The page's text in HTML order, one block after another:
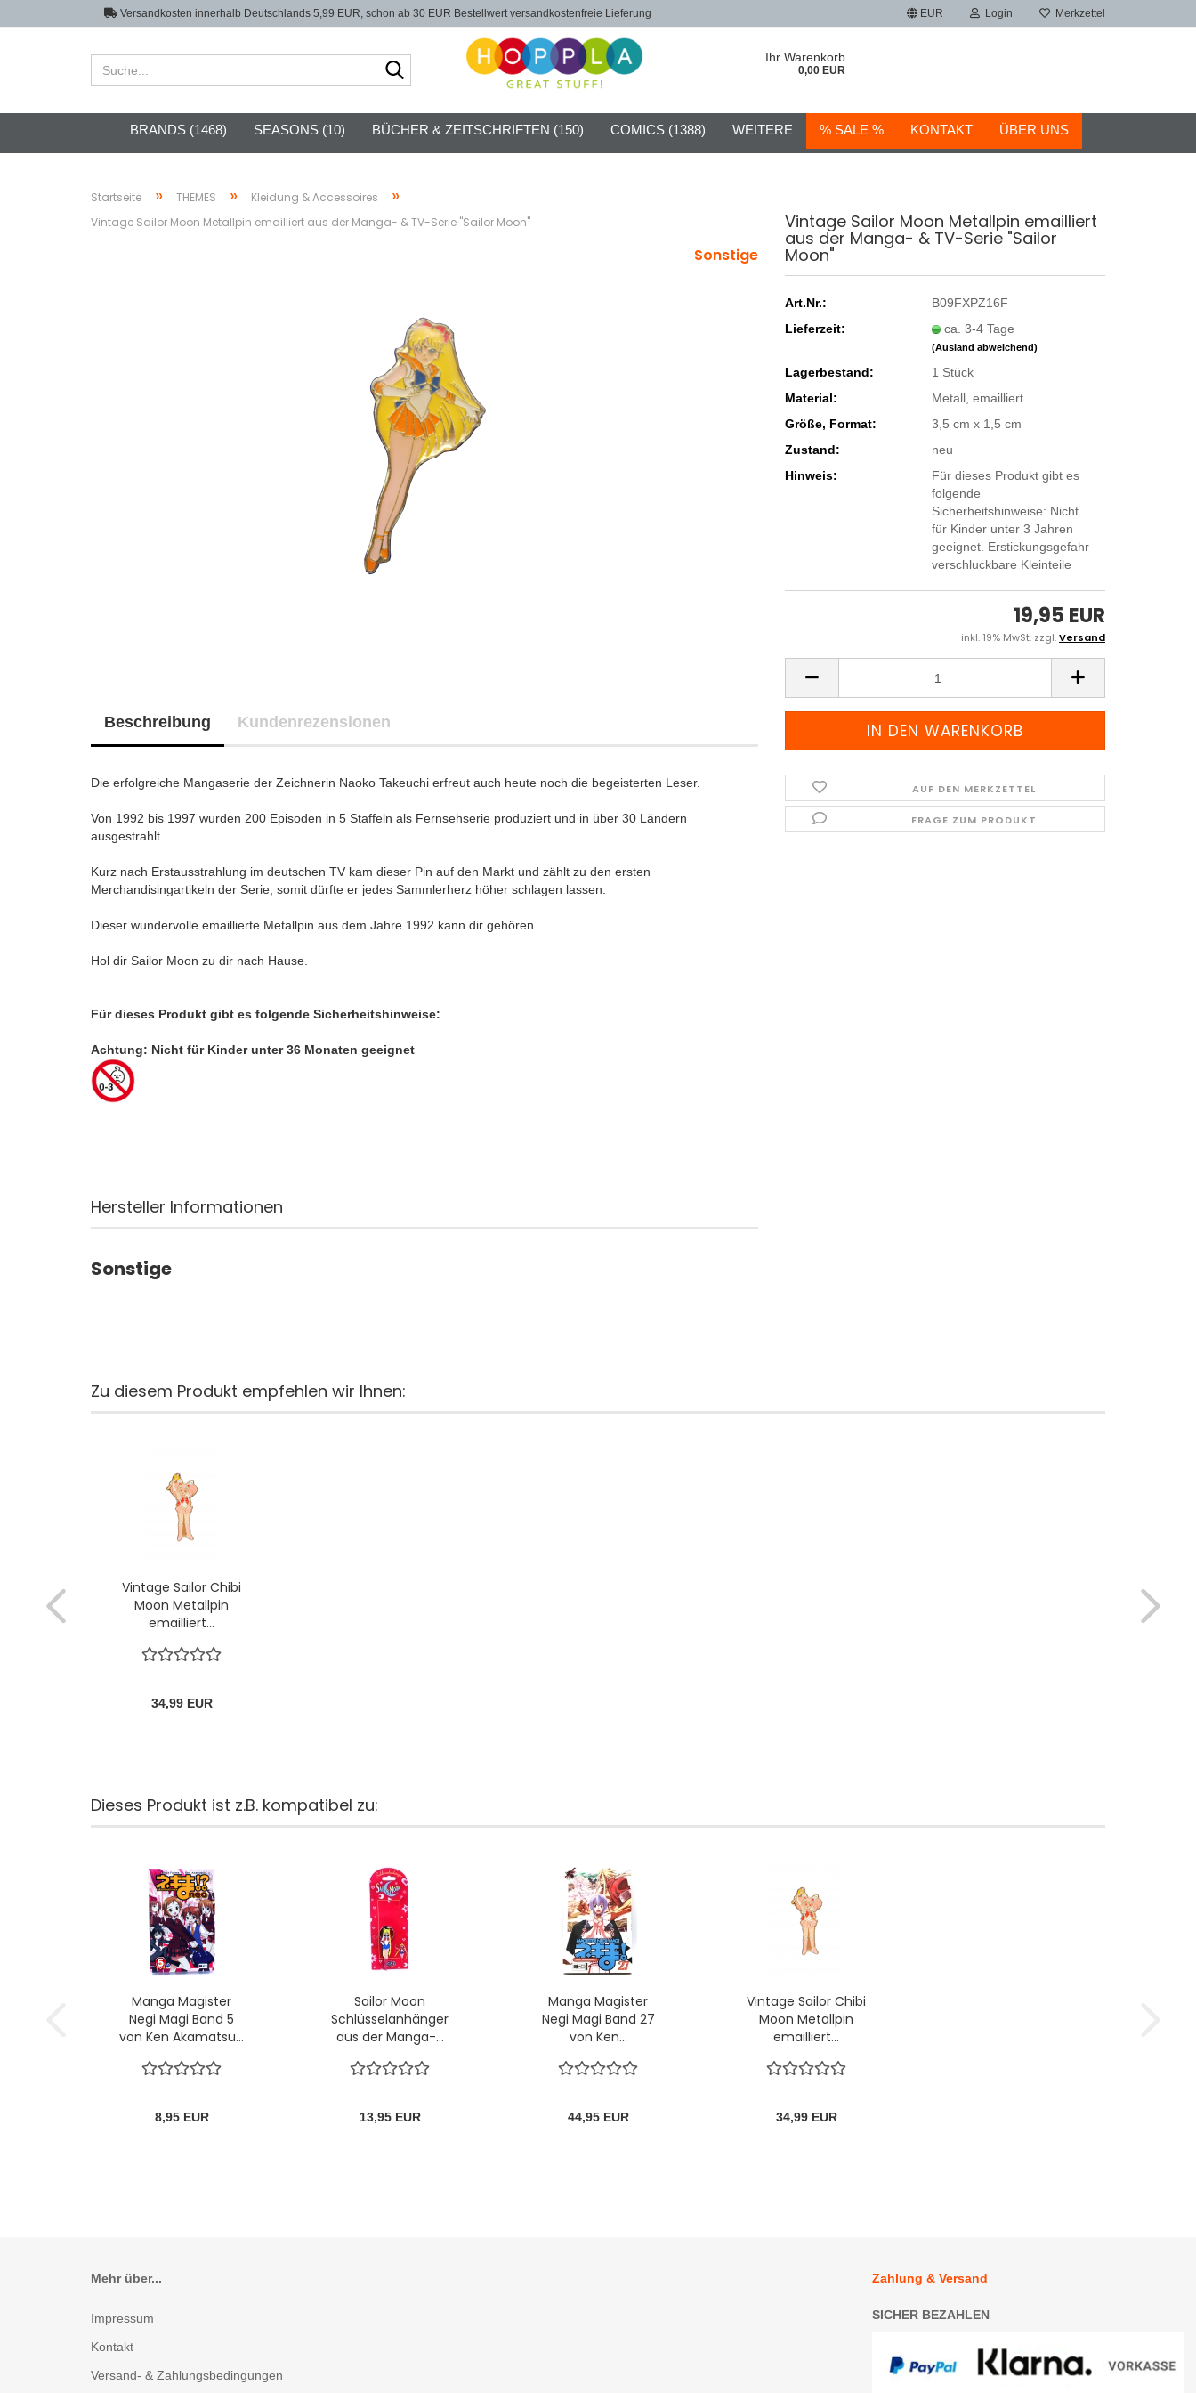
Versandkosten innerhalb Deutschlands 5,99 EUR, schon ab 30 EUR Bestellwert versandkostenfreie Lieferung EUR Login Merkzettel
Ihr Warenkorb
0,00 EUR
BRANDS (1468) SEASONS (10) BÜCHER & ZEITSCHRIFTEN (150) COMICS (1388) % SALE % KONTAKT ÜBER UNS
WEITERE
Startseite » THEMES » Kleidung & Accessoires »
Vintage Sailor Moon Metallpin emailliert aus der Manga- & TV-Serie "Sailor Moon"
Sonstige
Vintage Sailor Moon Metallpin emailliert
aus der Manga- & TV-Serie "Sailor
Moon"
Art.Nr.:
B09FXPZ16F
Lieferzeit:
ca. 3-4 Tage
(Ausland abweichend)
Lagerbestand: 1 Stück
Material:
Metall, emailliert
Größe, Format:
3,5 cm x 1,5 cm
Zustand:
neu
Hinweis:
Für dieses Produkt gibt es
folgende
Sicherheitshinweise: Nicht
für Kinder unter 3 Jahren
geeignet. Erstickungsgefahr
verschluckbare Kleinteile
19,95 EUR
inkl. 19% MwSt. zzgl.Versand
AUF DEN MERKZETTEL
FRAGE ZUM PRODUKT
Beschreibung Kundenrezensionen
Die erfolgreiche Mangaserie der Zeichnerin Naoko Takeuchi erfreut auch heute noch die begeisterten Leser.
Von 1992 bis 1997 wurden 200 Episoden in 5 Staffeln als Fernsehserie produziert und in über 30 Ländern
ausgestrahlt.
Kurz nach Erstausstrahlung im deutschen TV kam dieser Pin auf den Markt und zählt zu den ersten
Merchandisingartikeln der Serie, somit dürfte er jedes Sammlerherz höher schlagen lassen.
Dieser wundervolle emaillierte Metallpin aus dem Jahre 1992 kann dir gehören.
Hol dir Sailor Moon zu dir nach Hause.
Für dieses Produkt gibt es folgende Sicherheitshinweise:
Achtung: Nicht für Kinder unter 36 Monaten geeignet
Hersteller Informationen
Sonstige
Zu diesem Produkt empfehlen wir Ihnen:
Vintage Sailor Chibi
Moon Metallpin
emailliert...
34,99 EUR
Dieses Produkt ist z.B. kompatibel zu:
Manga Magister
Negi Magi Band 5
von Ken Akamatsu...
8,95 EUR
Sailor Moon
Schlüsselanhänger
aus der Manga-...
13,95 EUR
Manga Magister
Negi Magi Band 27
von Ken...
44,95 EUR
Vintage Sailor Chibi
Moon Metallpin
emailliert...
34,99 EUR
Mehr über...
Impressum
Kontakt
Versand- & Zahlungsbedingungen
Zahlung & Versand
SICHER BEZAHLEN